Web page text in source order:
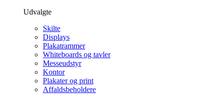
Udvalgte
Skilte
Displays
Plakatrammer
Whiteboards og tavler
Messeudstyr
Kontor
Plakater og print
Affaldsbeholdere